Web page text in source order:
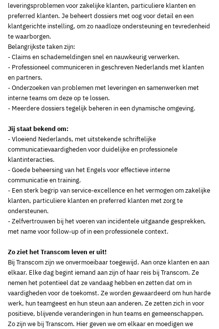
leveringsproblemen voor zakelijke klanten, particuliere klanten en
preferred klanten. Je beheert dossiers met oog voor detail en een
klantgerichte instelling, om zo naadloze ondersteuning en tevredenheid
te waarborgen.
Belangrijkste taken zijn:
- Claims en schademeldingen snel en nauwkeurig verwerken.
- Professioneel communiceren in geschreven Nederlands met klanten
en partners.
- Onderzoeken van problemen met leveringen en samenwerken met
interne teams om deze op te lossen.
- Meerdere dossiers tegelijk beheren in een dynamische omgeving.
Jij staat bekend om:
- Vloeiend Nederlands, met uitstekende schriftelijke
communicatievaardigheden voor duidelijke en professionele
klantinteracties.
- Goede beheersing van het Engels voor effectieve interne
communicatie en training.
- Een sterk begrip van service-excellence en het vermogen om zakelijke
klanten, particuliere klanten en preferred klanten met zorg te
ondersteunen.
- Zelfvertrouwen bij het voeren van incidentele uitgaande gesprekken,
met name voor follow-up of in een professionele context.
Zo ziet het Transcom leven er uit!
Bij Transcom zijn we onvermoeibaar toegewijd. Aan onze klanten en aan
elkaar. Elke dag begint iemand aan zijn of haar reis bij Transcom. Ze
nemen het potentieel dat ze vandaag hebben en zetten dat om in
vaardigheden voor de toekomst. Ze worden gewaardeerd om hun harde
werk, hun teamgeest en hun steun aan anderen. Ze zetten zich in voor
positieve, blijvende veranderingen in hun teams en gemeenschappen.
Zo zijn we bij Transcom. Hier geven we om elkaar en moedigen we